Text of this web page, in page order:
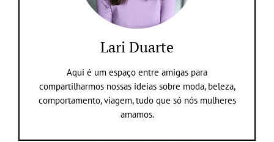
Lari Duarte
Aqui é um espaço entre amigas para
compartilharmos nossas ideias sobre moda, beleza,
comportamento, viagem, tudo que só nós mulheres
amamos.